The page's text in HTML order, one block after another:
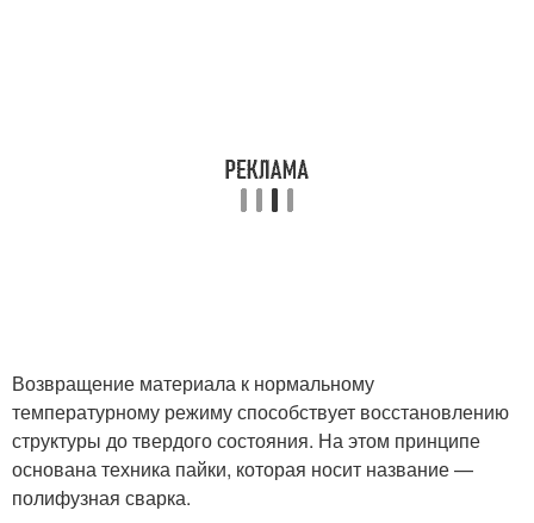
Возвращение материала к нормальному
температурному режиму способствует восстановлению
структуры до твердого состояния. На этом принципе
основана техника пайки, которая носит название —
полифузная сварка.